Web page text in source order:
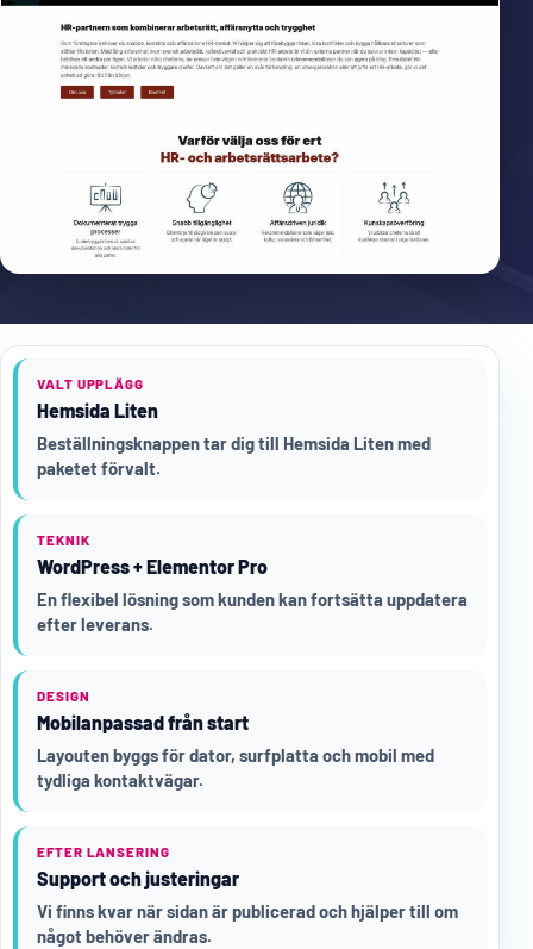
VALT UPPLÄGG
Hemsida Liten
Beställningsknappen tar dig till Hemsida Liten med
paketet förvalt.
TEKNIK
WordPress + Elementor Pro
En flexibel lösning som kunden kan fortsätta uppdatera
efter leverans.
DESIGN
Mobilanpassad från start
Layouten byggs för dator, surfplatta och mobil med
tydliga kontaktvägar.
EFTER LANSERING
Support och justeringar
Vi finns kvar när sidan är publicerad och hjälper till om
något behöver ändras.